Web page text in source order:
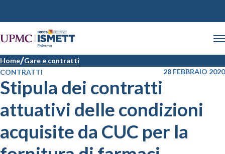
Home Gare e contratti
CONTRATTI
28 FEBBRAIO 2020
Stipula dei contratti
attuativi delle condizioni
acquisite da CUC per la